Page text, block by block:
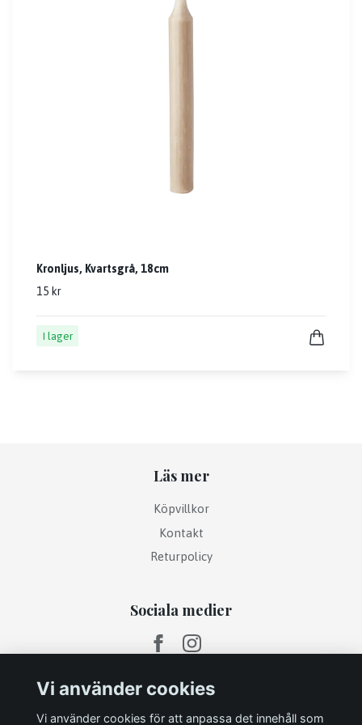
Kronljus, Kvartsgrå, 18cm
15 kr
I lager
Läs mer
Köpvillkor
Kontakt
Returpolicy
Sociala medier
Vi använder cookies
Vi använder cookies för att anpassa det innehåll som